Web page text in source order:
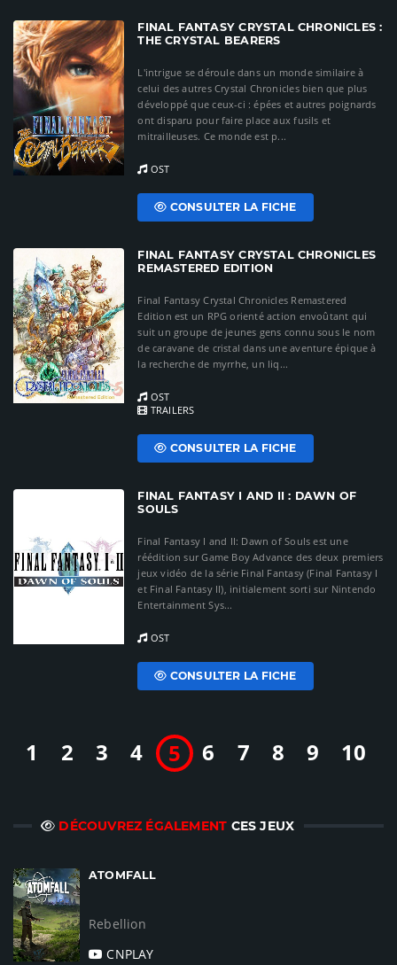
FINAL FANTASY CRYSTAL CHRONICLES :
THE CRYSTAL BEARERS
L'intrigue se déroule dans un monde similaire à
celui des autres Crystal Chronicles bien que plus
développé que ceux-ci : épées et autres poignards
ont disparu pour faire place aux fusils et
mitrailleuses. Ce monde est p...
OST
CONSULTER LA FICHE
FINAL FANTASY CRYSTAL CHRONICLES
REMASTERED EDITION
Final Fantasy Crystal Chronicles Remastered
Edition est un RPG orienté action envoûtant qui
suit un groupe de jeunes gens connu sous le nom
de caravane de cristal dans une aventure épique à
la recherche de myrrhe, un liq...
OST
TRAILERS
CONSULTER LA FICHE
FINAL FANTASY I AND II : DAWN OF
SOULS
Final Fantasy I and II: Dawn of Souls est une
réédition sur Game Boy Advance des deux premiers
jeux vidéo de la série Final Fantasy (Final Fantasy I
et Final Fantasy II), initialement sorti sur Nintendo
Entertainment Sys...
OST
CONSULTER LA FICHE
1 2 3 4 5 6 7 8 9 10
DÉCOUVREZ ÉGALEMENT CES JEUX
ATOMFALL
Rebellion
CNPLAY